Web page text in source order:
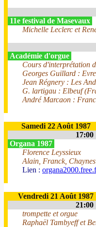
11e festival de Masevaux
Michelle Leclerc et
Académie d'orgue
Cours d'interprétation
Georges Guillard :
Jean Régnery : Les
G. lartigau : Elbeuf
André Marcaon :
Samedi 22 Août 1987
17:00
Organa 1987
Florence Leyssieux
Alain, Franck, Chaynes
Lien :
Vendredi 21 Août 1987
21:00
trompette et orgue
Raphaël Tambyeff et